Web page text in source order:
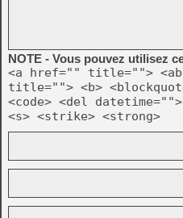
NOTE - Vous pouvez utilisez
<a href="" title="">
title=""> <b>
<code> <del
<s> <strike> <strong>